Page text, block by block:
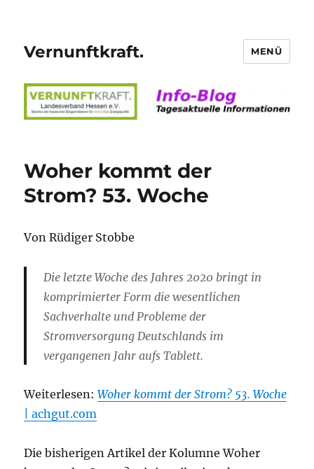
Vernunftkraft. MENÜ
Woher kommt der
Strom? 53. Woche
Von Rüdiger Stobbe
Die letzte Woche des Jahres 2020 bringt in
komprimierter Form die wesentlichen
Sachverhalte und Probleme der
Stromversorgung Deutschlands im
vergangenen Jahr aufs Tablett.
Weiterlesen:Woher kommt der Strom? 53. Woche
| achgut.com
Die bisherigen Artikel der Kolumne Woher